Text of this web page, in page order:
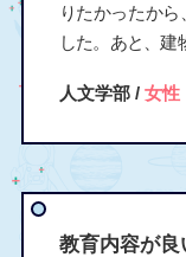
りたかったか
した。あと、建
人文学部 / 女性
教育内容が良